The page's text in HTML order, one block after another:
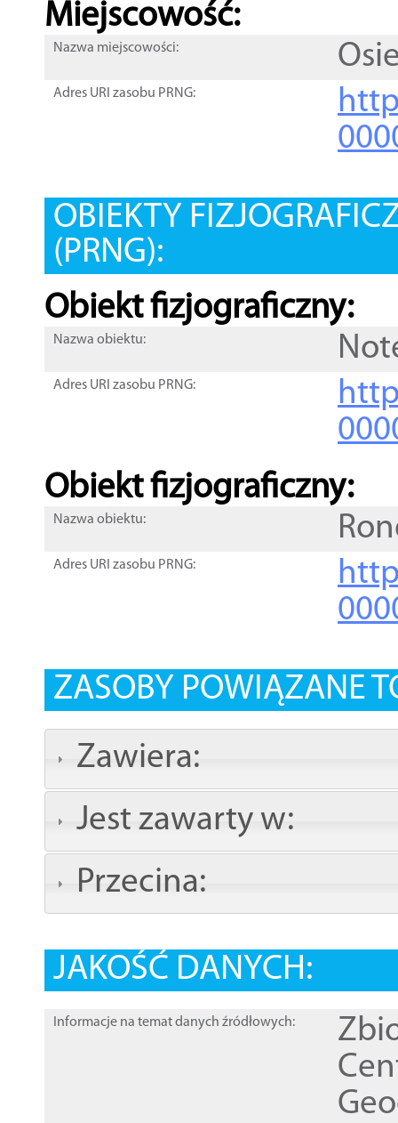
Miejscowość:
Nazwa miejscowości:
Adres URI zasobu PRNG:
OBIEKTY
(PRNG):
Obiekt fizjograficzny:
Nazwa obiektu:
Adres URI zasobu PRNG:
Obiekt fizjograficzny:
Nazwa obiektu:
Adres URI zasobu PRNG:
ZASOBY POWIĄZANE
Zawiera:
Jest zawarty w:
Przecina:
JAKOŚĆ DANYCH:
Informacje na temat danych źródłowych: